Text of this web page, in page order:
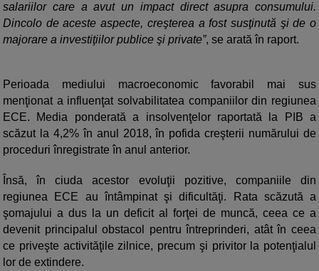
salariilor care a avut un impact direct asupra consumului.
Dincolo de aceste aspecte, creşterea a fost susţinută şi de o
majorare a investiţiilor publice şi private”, se arată în raport.
Perioada mediului macroeconomic favorabil mai sus
menţionat a influenţat solvabilitatea companiilor din regiunea
ECE. Media ponderată a insolvenţelor raportată la PIB a
scăzut la 4,2% în anul 2018, în pofida creşterii numărului de
proceduri înregistrate în anul anterior.
Însă, în ciuda acestor evoluţii pozitive, companiile din
regiunea ECE au întâmpinat şi dificultăţi. Rata scăzută a
şomajului a dus la un deficit al forţei de muncă, ceea ce a
devenit principalul obstacol pentru întreprinderi, atât în ceea
ce priveşte activităţile zilnice, precum şi privitor la potenţialul
lor de extindere.